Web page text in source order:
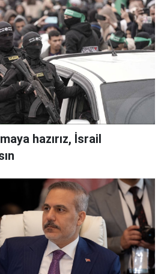
hazırız, İsrail